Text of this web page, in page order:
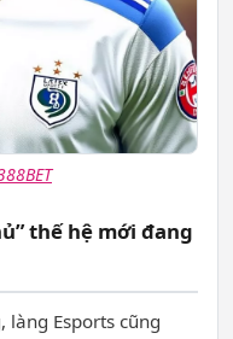
thế hệ mới đang
làng Esports cũng